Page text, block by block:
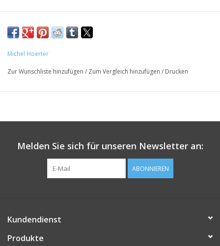
Michel Hoerter
Zur Wunschliste hinzufügen / Zum Vergleich hinzufügen / Drucken
Melden Sie sich für unseren Newsletter an:
ABONNIEREN
Kundendienst
Produkte